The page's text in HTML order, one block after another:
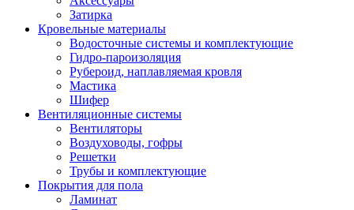
Затирка
Кровельные материалы
Водосточные системы и комплектующие
Гидро-пароизоляция
Рубероид, наплавляемая кровля
Мастика
Шифер
Вентиляционные системы
Вентиляторы
Воздуховоды, гофры
Решетки
Трубы и комплектующие
Покрытия для пола
Ламинат